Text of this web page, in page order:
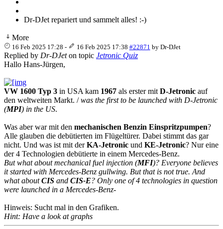
Dr-DJet repariert und sammelt alles! :-)
More
16 Feb 2025 17:28 - 16 Feb 2025 17:38 #22871 by Dr-DJet
Replied by Dr-DJeton topic Jetronic Quiz
Hallo Hans-Jürgen,
VW 1600 Typ 3 in USA kam 1967 als erster mit D-Jetronic auf
den weltweiten Markt. /was the first to be launched with D-Jetronic
(MPI) in the US.
Was aber war mit den mechanischen Benzin Einspritzpumpen?
Alle glauben die debütierten im Flügeltürer. Dabei stimmt das gar
nicht. Und was ist mit derKA-Jetronic und KE-Jetronic? Nur eine
der 4 Technologien debütierte in einem Mercedes-Benz.
But what about mechanical fuel injection (MFI)? Everyone believes
it started with Mercedes-Benz gullwing. But that is not true. And
what aboutCIS and CIS-E? Only one of 4 technologies in question
were launched in a Mercedes-Benz-
Hinweis: Sucht mal in den Grafiken.
Hint: Have a look at graphs